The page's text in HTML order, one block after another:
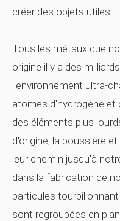
créer des objets utiles.
Tous les métaux que
origine il y a des
l'environnement ultra-
atomes d'hydrogène et
des éléments plus
d'origine, la poussière
leur chemin jusqu'à
dans la fabrication de
particules
sont regroupées en